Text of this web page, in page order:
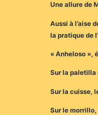
Une allure de
Aussi à l’aise
la pratique de
« Anheloso »,
Sur la paletilla
Sur la cuisse,
Sur le